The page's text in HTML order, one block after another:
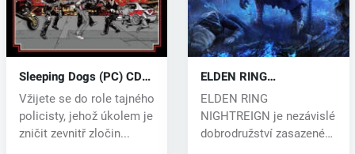
Sleeping Dogs (PC) CD
key
Vžijete se do role tajného
policisty, jehož úkolem je
zničit zevnitř zločin...
ELDEN RING
NIGHTREIGN (PC) key
ELDEN RING
NIGHTREIGN je nezávislé
dobrodružství zasazené